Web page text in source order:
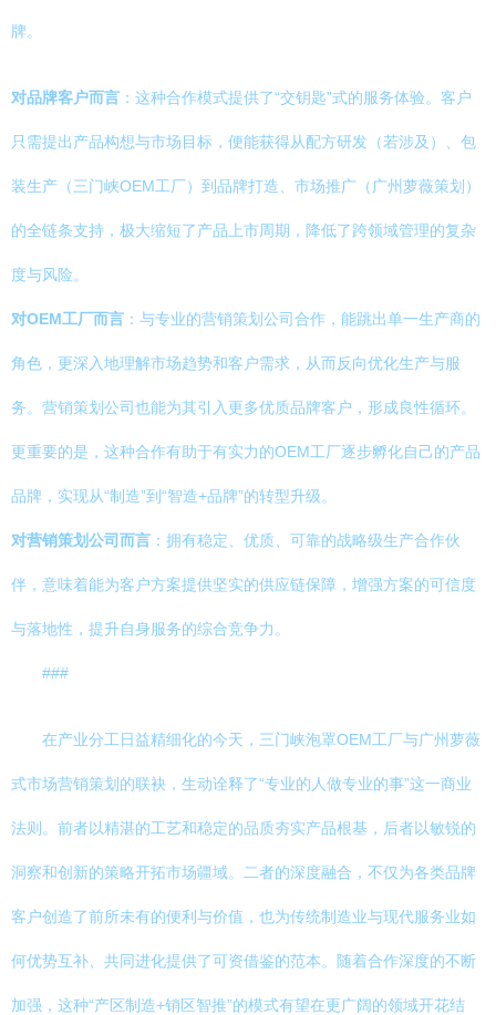
牌。
对品牌客户而言 ：这种合作模式提供了“交钥匙”式的服务体验。客户
只需提出产品构想与市场目标，便能获得从配方研发（若涉及）、包
装生产（三门峡OEM工厂）到品牌打造、市场推广（广州萝薇策划）
的全链条支持，极大缩短了产品上市周期，降低了跨领域管理的复杂
度与风险。
对OEM工厂而言 ：与专业的营销策划公司合作，能跳出单一生产商的
角色，更深入地理解市场趋势和客户需求，从而反向优化生产与服
务。营销策划公司也能为其引入更多优质品牌客户，形成良性循环。
更重要的是，这种合作有助于有实力的OEM工厂逐步孵化自己的产品
品牌，实现从“制造”到“智造+品牌”的转型升级。
对营销策划公司而言 ：拥有稳定、优质、可靠的战略级生产合作伙
伴，意味着能为客户方案提供坚实的供应链保障，增强方案的可信度
与落地性，提升自身服务的综合竞争力。
###
在产业分工日益精细化的今天，三门峡泡罩OEM工厂与广州萝薇
式市场营销策划的联袂，生动诠释了“专业的人做专业的事”这一商业
法则。前者以精湛的工艺和稳定的品质夯实产品根基，后者以敏锐的
洞察和创新的策略开拓市场疆域。二者的深度融合，不仅为各类品牌
客户创造了前所未有的便利与价值，也为传统制造业与现代服务业如
何优势互补、共同进化提供了可资借鉴的范本。随着合作深度的不断
加强，这种“产区制造+销区智推”的模式有望在更广阔的领域开花结